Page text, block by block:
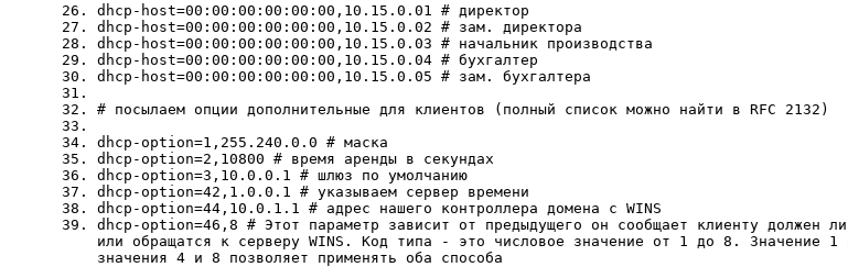
dhcp-host=00:00:00:00:00:00,10.15.0.01 # директор
dhcp-host=00:00:00:00:00:00,10.15.0.02 # зам. директора
dhcp-host=00:00:00:00:00:00,10.15.0.03 # начальник производства
dhcp-host=00:00:00:00:00:00,10.15.0.04 # бухгалтер
dhcp-host=00:00:00:00:00:00,10.15.0.05 # зам. бухгалтера
# посылаем опции дополнительные для клиентов (полный список можно найти в RFC 2132)
dhcp-option=1,255.240.0.0 # маска
dhcp-option=2,10800 # время аренды в секундах
dhcp-option=3,10.0.0.1 # шлюз по умолчанию
dhcp-option=42,1.0.0.1 # указываем сервер времени
dhcp-option=44,10.0.1.1 # адрес нашего контроллера домена с WINS
dhcp-option=46,8 # Этот параметр зависит от предыдущего он сообщает клиенту должен
или обращатся к серверу WINS. Код типа - это числовое значение от 1 до 8. Значение 1
значения 4 и 8 позволяет применять оба способа